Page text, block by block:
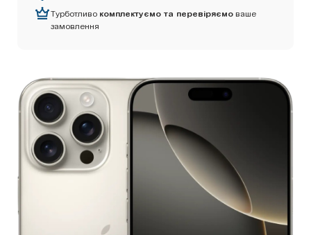
Турботливо комплектуємо та перевіряємо ваше
замовлення